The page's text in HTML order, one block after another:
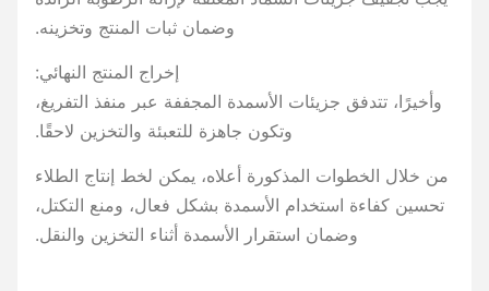
وضمان ثبات المنتج وتخزينه.
إخراج المنتج النهائي:
وأخيرًا، تتدفق جزيئات الأسمدة المجففة عبر منفذ التفريغ،
وتكون جاهزة للتعبئة والتخزين لاحقًا.
من خلال الخطوات المذكورة أعلاه، يمكن لخط إنتاج الطلاء
تحسين كفاءة استخدام الأسمدة بشكل فعال، ومنع التكتل،
وضمان استقرار الأسمدة أثناء التخزين والنقل.